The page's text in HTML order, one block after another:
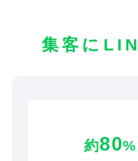
集客に
約80